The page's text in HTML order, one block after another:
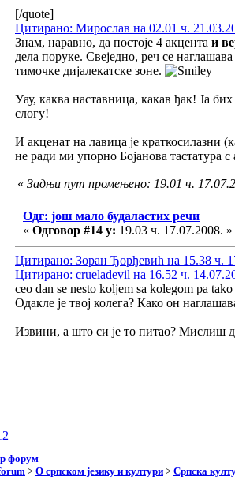
[/quote]
Цитирано: Мирослав на 02.01 ч.
Знам, наравно, да постоје 4 акцента и
дела поруке. Свеједно, реч се
тимочке дијалекатске зоне.
Уау, каква наставница, какав ђак! Ја
слогу!
И акценат на лавица је краткосилазни
не ради ми упорно Бојанова тастатура
« Задњи пут промењено: 19.01 ч.
Одг: још мало будаластих речи
« Одговор #14 у: 19.03 ч. 17.07.2008. »
Цитирано: Зоран Ђорђевић на 15.38 ч.
Цитирано: crueladevil на 16.52 ч.
ceo dan se nesto koljem sa kolegom pa
Одакле је твој колега? Како он
Извини, а што си је то питао? Мислиш
форум
> О српском језику и култури > Српска